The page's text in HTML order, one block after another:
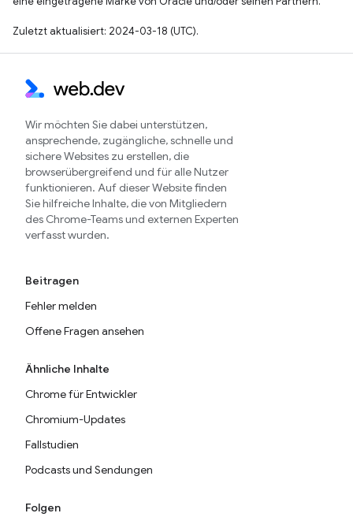
Zuletzt aktualisiert: 2024-03-18 (UTC).
Wir möchten Sie dabei unterstützen,
ansprechende, zugängliche, schnelle und
sichere Websites zu erstellen, die
browserübergreifend und für alle Nutzer
funktionieren. Auf dieser Website finden
Sie hilfreiche Inhalte, die von Mitgliedern
des Chrome-Teams und externen Experten
verfasst wurden.
Beitragen
Fehler melden
Offene Fragen ansehen
Ähnliche Inhalte
Chrome für Entwickler
Chromium-Updates
Fallstudien
Podcasts und Sendungen
Folgen